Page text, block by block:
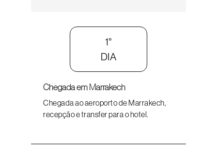
1°
DIA
Chegada em Marrakech
Chegada ao aeroporto de Marrakech,
recepção e transfer para o hotel.